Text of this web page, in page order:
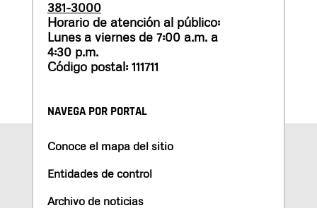
381-3000
Horario de atención al público:
Lunes a viernes de 7:00 a.m. a
4:30 p.m.
Código postal: 111711
NAVEGA POR PORTAL
Conoce el mapa del sitio
Entidades de control
Archivo de noticias